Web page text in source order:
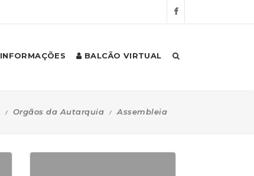
INFORMAÇÕES BALCÃO VIRTUAL
Orgãos da Autarquia Assembleia